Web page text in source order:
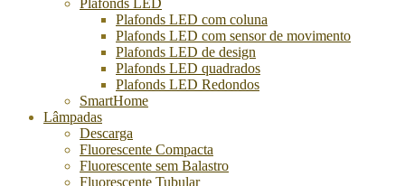
Plafonds LED
Plafonds LED com coluna
Plafonds LED com sensor de movimento
Plafonds LED de design
Plafonds LED quadrados
Plafonds LED Redondos
SmartHome
Lâmpadas
Descarga
Fluorescente Compacta
Fluorescente sem Balastro
Fluorescente Tubular